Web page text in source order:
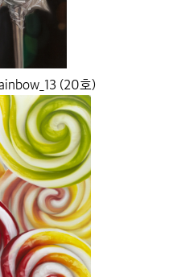
(20호)